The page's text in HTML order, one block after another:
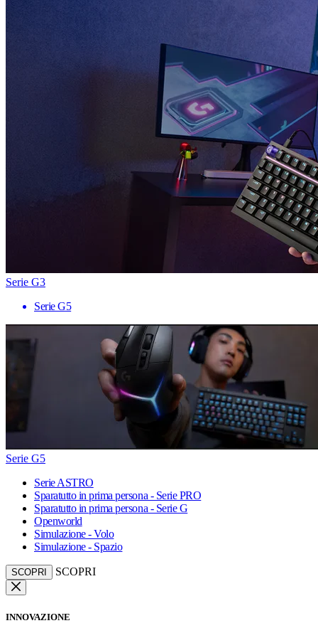
Serie G3
Serie G5
Serie G5
Serie ASTRO
Sparatutto in prima persona - Serie PRO
Sparatutto in prima persona - Serie G
Openworld
Simulazione - Volo
Simulazione - Spazio
SCOPRI SCOPRI
INNOVAZIONE